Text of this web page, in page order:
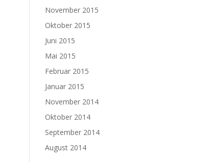
November 2015
Oktober 2015
Juni 2015
Mai 2015
Februar 2015
Januar 2015
November 2014
Oktober 2014
September 2014
August 2014